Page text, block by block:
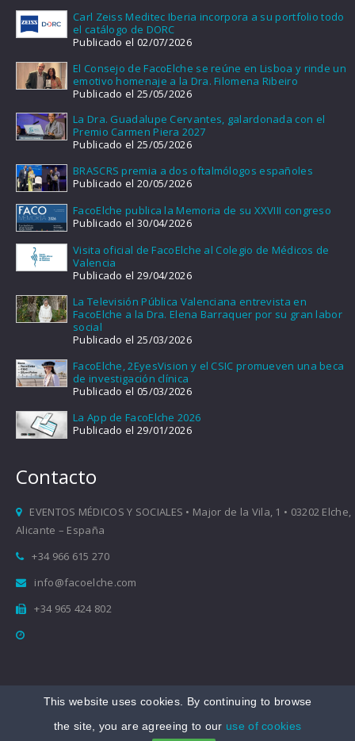
Carl Zeiss Meditec Iberia incorpora a su portfolio todo
el catálogo de DORC
Publicado el 02/07/2026
El Consejo de FacoElche se reúne en Lisboa y rinde un
emotivo homenaje a la Dra. Filomena Ribeiro
Publicado el 25/05/2026
La Dra. Guadalupe Cervantes, galardonada con el
Premio Carmen Piera 2027
Publicado el 25/05/2026
BRASCRS premia a dos oftalmólogos españoles
Publicado el 20/05/2026
FacoElche publica la Memoria de su XXVIII congreso
Publicado el 30/04/2026
Visita oficial de FacoElche al Colegio de Médicos de
Valencia
Publicado el 29/04/2026
La Televisión Pública Valenciana entrevista en
FacoElche a la Dra. Elena Barraquer por su gran labor
social
Publicado el 25/03/2026
FacoElche, 2EyesVision y el CSIC promueven una beca
de investigación clínica
Publicado el 05/03/2026
La App de FacoElche 2026
Publicado el 29/01/2026
Contacto
EVENTOS MÉDICOS Y SOCIALES • Major de la Vila, 1 • 03202 Elche,
Alicante – España
+34 966 615 270
info@facoelche.com
+34 965 424 802
Copyright © 2008-2026 FacoElche
This website uses cookies. By continuing to browse
the site, you are agreeing to our use of cookies